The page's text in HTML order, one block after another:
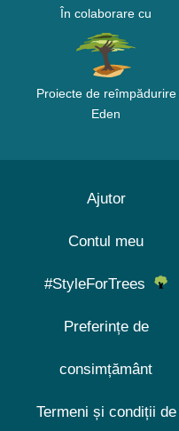
În colaborare cu
Proiecte de reîmpădurire
Eden
Ajutor
Contul meu
#StyleForTrees
Preferințe de
consimțământ
Termeni și condiții de